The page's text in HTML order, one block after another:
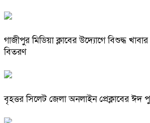
গাজীপুর মিডিয়া ক্লাবের উদ্যোগে বিশুদ্ধ
বিতরণ
বৃহত্তর সিলেট জেলা অনলাইন প্রেক্লাবের ঈদ